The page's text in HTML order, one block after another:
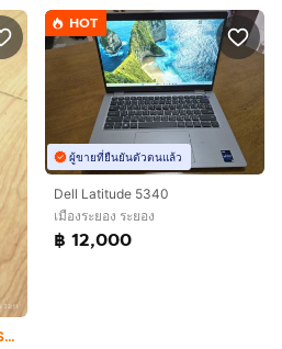
Lenovo M710q ThinkCenter SSF (แค่ Harddisk ก็ คุ้มแล้ว)
HOT
ผู้ขายที่ยืนยันตัวตนแล้ว
Dell Latitude 5340
เมืองระยอง ระยอง
฿ 12,000